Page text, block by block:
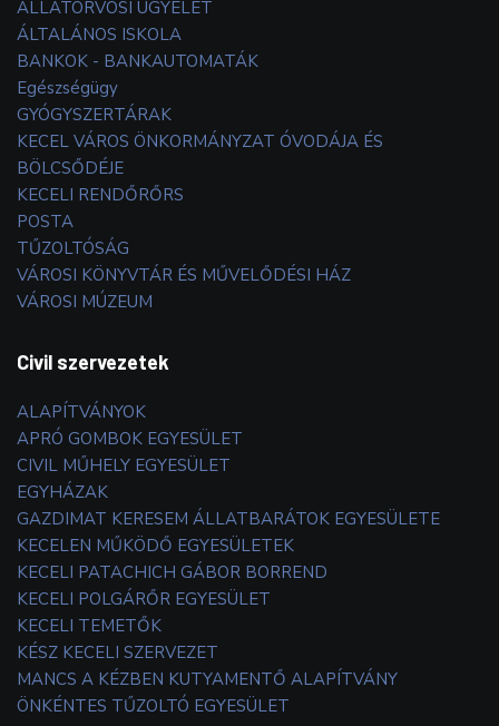
ÁLLATORVOSI ÜGYELET
ÁLTALÁNOS ISKOLA
BANKOK - BANKAUTOMATÁK
Egészségügy
GYÓGYSZERTÁRAK
KECEL VÁROS ÖNKORMÁNYZAT ÓVODÁJA ÉS
BÖLCSŐDÉJE
KECELI RENDŐRŐRS
POSTA
TŰZOLTÓSÁG
VÁROSI KÖNYVTÁR ÉS MŰVELŐDÉSI HÁZ
VÁROSI MÚZEUM
Civil szervezetek
ALAPÍTVÁNYOK
APRÓ GOMBOK EGYESÜLET
CIVIL MŰHELY EGYESÜLET
EGYHÁZAK
GAZDIMAT KERESEM ÁLLATBARÁTOK EGYESÜLETE
KECELEN MŰKÖDŐ EGYESÜLETEK
KECELI PATACHICH GÁBOR BORREND
KECELI POLGÁRŐR EGYESÜLET
KECELI TEMETŐK
KÉSZ KECELI SZERVEZET
MANCS A KÉZBEN KUTYAMENTŐ ALAPÍTVÁNY
ÖNKÉNTES TŰZOLTÓ EGYESÜLET